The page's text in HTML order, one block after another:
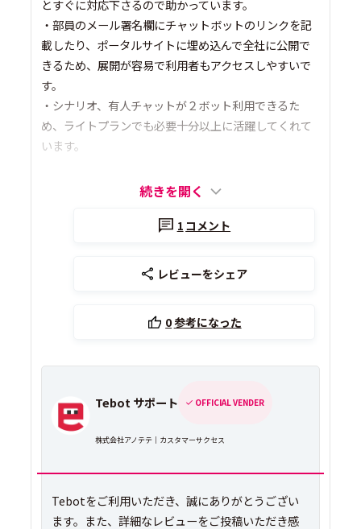
とすぐに対応下さるので助かっています。
・部員のメール署名欄にチャットボットのリンクを記
載したり、ポータルサイトに埋め込んで全社に公開で
きるため、展開が容易で利用者もアクセスしやすいで
す。
・シナリオ、有人チャットが２ボット利用できるた
め、ライトプランでも必要十分以上に活躍してくれて
います。
続きを開く
1 コメント
レビューをシェア
0参考になった
Tebot サポート OFFICIAL VENDER
株式会社アノテテ｜カスタマーサクセス
Tebotをご利用いただき、誠にありがとうござい
ます。また、詳細なレビューをご投稿いただき感